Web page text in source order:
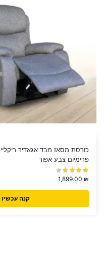
כורסת מסאז מבד אגאדיר
פרימיום צבע אפור
1,899.00 ₪
קנה עכשיו